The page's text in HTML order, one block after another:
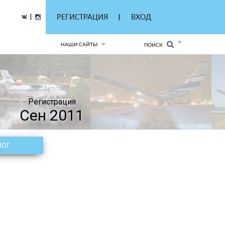
РЕГИСТРАЦИЯ ВХОД
НАШИ САЙТЫ ПОИСК
Регистрация
Сен 2011